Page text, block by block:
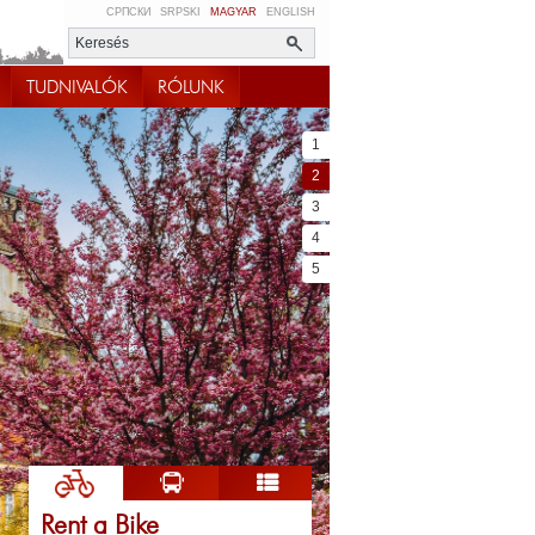
СРПСКИ SRPSKI MAGYAR ENGLISH
TUDNIVALÓK RÓLUNK
1
2
3
4
5
Rent a Bike